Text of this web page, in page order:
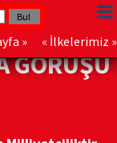
» « İlkelerimiz »
GÖRÜŞÜ